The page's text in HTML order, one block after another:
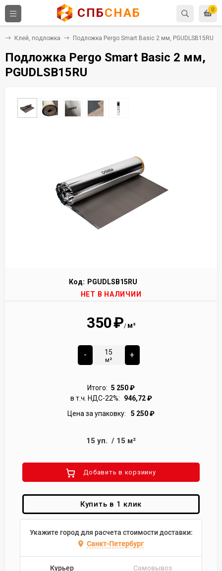
0
СПБСНАБ
Клей, подложка Подложка Pergo Smart Basic 2 мм, PGUDLSB15RU
Подложка Pergo Smart Basic 2 мм,
PGUDLSB15RU
Код: PGUDLSB15RU
НЕТ В НАЛИЧИИ
350₽/ м²
-
м²
+
Итого: 5 250₽
в т.ч. НДС-22%:
946,72₽
Цена за упаковку:
5 250₽
15 уп. / 15 м²
Добавить в корзиину
Купить в 1 клик
Укажите город для расчета стоимости доставки:
Санкт-Петербург
Курьер Самовывоз